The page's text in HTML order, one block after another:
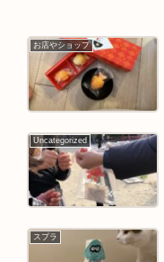
お店やショップ
Uncategorized
スプラ